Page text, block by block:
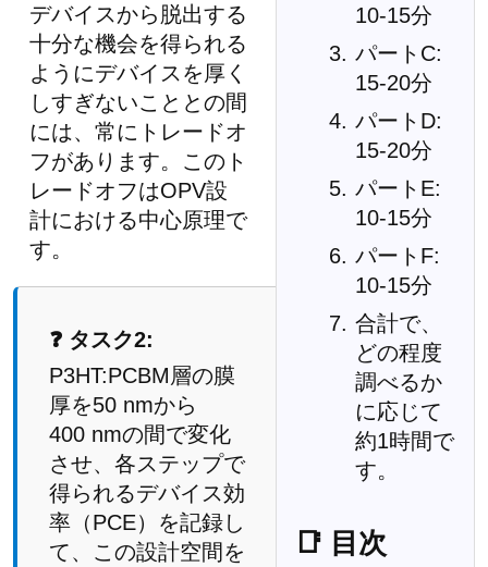
10-15分
パートC:
15-20分
パートD:
15-20分
パートE:
10-15分
パートF:
10-15分
合計で、
どの程度
調べるか
に応じて
約1時間で
す。
📑 目次
デバイスから脱出する
十分な機会を得られる
ようにデバイスを厚く
しすぎないこととの間
には、常にトレードオ
フがあります。このト
レードオフはOPV設
計における中心原理で
す。
❓ タスク2:
P3HT:PCBM層の膜
厚を50 nmから
400 nmの間で変化
させ、各ステップで
得られるデバイス効
率（PCE）を記録し
て、この設計空間を